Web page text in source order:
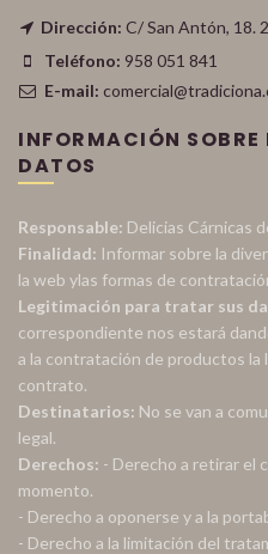
Dirección: C/ San Antón, 18.
Teléfono: 958 051 841
E-mail:
INFORMACIÓN SOBRE
DATOS
Responsable: Delicias Cárnicas
Finalidad: Informar sobre la
la web ylas formas de
Legitimación para tratar sus
correspondiente nos estará
a la contratación de productos la
contrato.
Destinatarios: No se van a
legal.
Derechos: - Derecho a retirar el
momento.
- Derecho a oponerse y a la
- Derecho a la limitación del